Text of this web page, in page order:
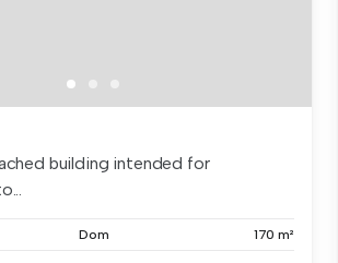
building intended for
Dom 170 m²